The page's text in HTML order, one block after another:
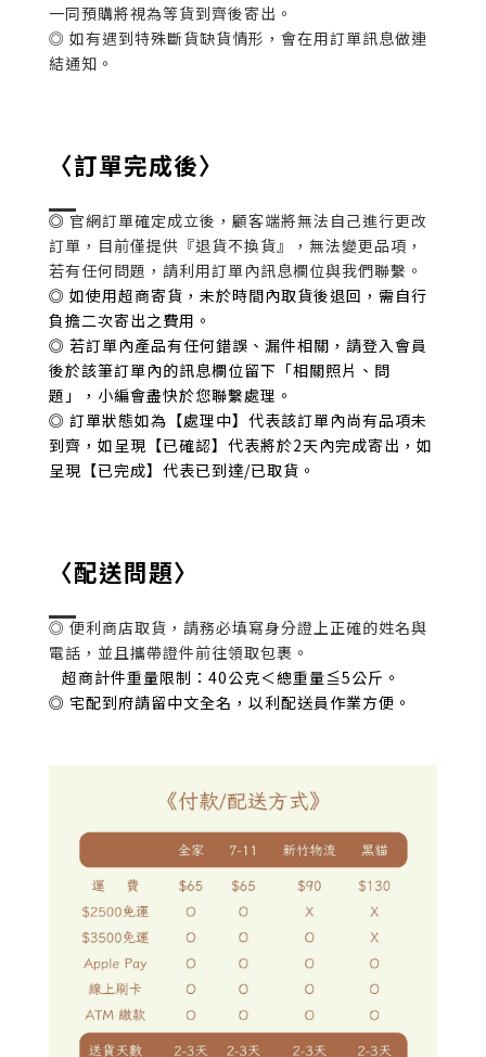
一同預購將視為等貨到齊後寄出。
◎ 如有遇到特殊斷貨缺貨情形，會在用訂單訊息做連
結通知。
〈訂單完成後〉
◎ 官網訂單確定成立後，顧客端將無法自己進行更改
訂單，目前僅提供『退貨不換貨』，無法變更品項，
若有任何問題，請利用訂單內訊息欄位與我們聯繫。
◎ 如使用超商寄貨，未於時間內取貨後退回，需自行
負擔二次寄出之費用。
◎ 若訂單內產品有任何錯誤、漏件相關，請登入會員
後於該筆訂單內的訊息欄位留下「相關照片、問
題」，小編會盡快於您聯繫處理。
◎ 訂單狀態如為【處理中】代表該訂單內尚有品項未
到齊，如呈現【已確認】代表將於2天內完成寄出，如
呈現【已完成】代表已到達/已取貨。
〈配送問題〉
◎ 便利商店取貨，請務必填寫身分證上正確的姓名與
電話，並且攜帶證件前往領取包裹。
超商計件重量限制：40公克＜總重量≦5公斤。
◎ 宅配到府請留中文全名，以利配送員作業方便。